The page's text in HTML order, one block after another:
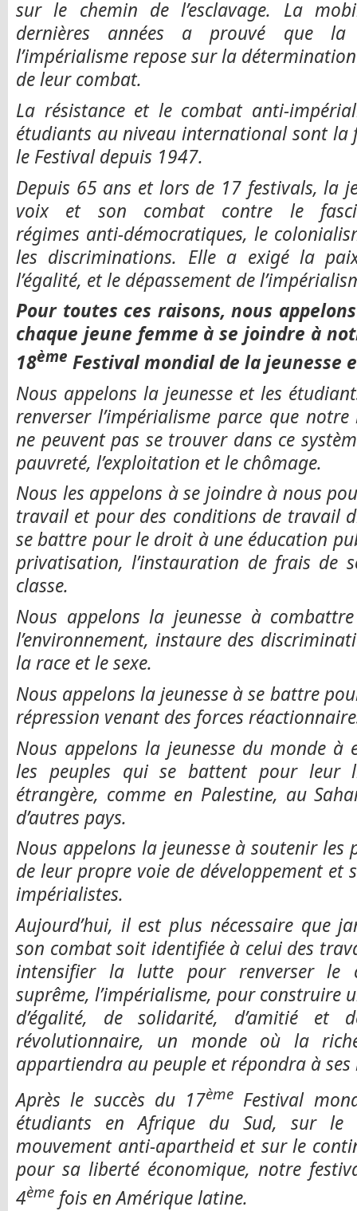
sur le chemin de l’esclavage. La
dernières années a prouvé que la
l’impérialisme repose sur la
de leur combat.
La résistance et le combat anti-
étudiants au niveau international sont la
le Festival depuis 1947.
Depuis 65 ans et lors de 17 festivals, la
voix et son combat contre le
régimes anti-démocratiques, le
les discriminations. Elle a exigé la
l’égalité, et le dépassement de
Pour toutes ces raisons, nous
chaque jeune femme à se joindre à
18ème Festival mondial de la jeunesse
Nous appelons la jeunesse et les
renverser l’impérialisme parce que
ne peuvent pas se trouver dans ce
pauvreté, l’exploitation et le chômage.
Nous les appelons à se joindre à nous
travail et pour des conditions de travail
se battre pour le droit à une éducation
privatisation, l’instauration de frais de
classe.
Nous appelons la jeunesse à
l’environnement, instaure des
la race et le sexe.
Nous appelons la jeunesse à se battre
répression venant des forces
Nous appelons la jeunesse du monde à
les peuples qui se battent pour leur
étrangère, comme en Palestine, au
d’autres pays.
Nous appelons la jeunesse à soutenir
de leur propre voie de développement et
impérialistes.
Aujourd’hui, il est plus nécessaire que
son combat soit identifiée à celui des
intensifier la lutte pour renverser le
suprême, l’impérialisme, pour construire
d’égalité, de solidarité, d’amitié et
révolutionnaire, un monde où la
appartiendra au peuple et répondra à
Après le succès du 17ème Festival
étudiants en Afrique du Sud, sur
mouvement anti-apartheid et sur le
pour sa liberté économique, notre
4ème fois en Amérique latine.